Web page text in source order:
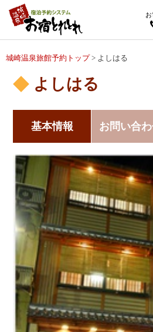
城崎温泉旅館予約トップ > よしはる
よしはる
基本情報 お問い合